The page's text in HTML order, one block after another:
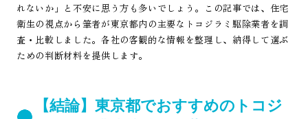
れないか」と不安に思う方も多いでしょう。この記事では、住宅
衛生の視点から筆者が東京都内の主要なトコジラミ駆除業者を調
査・比較しました。各社の客観的な情報を整理し、納得して選ぶ
ための判断材料を提供します。
【結論】東京都でおすすめのトコジ